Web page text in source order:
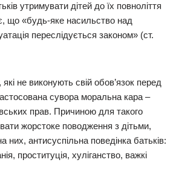
утримувати дітей до їх повноліття
що «будь-яке насильство над
переслідується законом» (ст.
які не виконують свій обов’язок перед
сувора моральна кара –
прав. Причиною для такого
жорстоке поводження з дітьми,
них, антисуспільна поведінка батьків:
проституція, хуліганство, важкі